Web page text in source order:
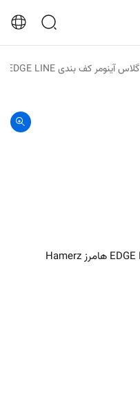
گلاس آینومر کف بندی EDGE LINE هامرز Hamerz